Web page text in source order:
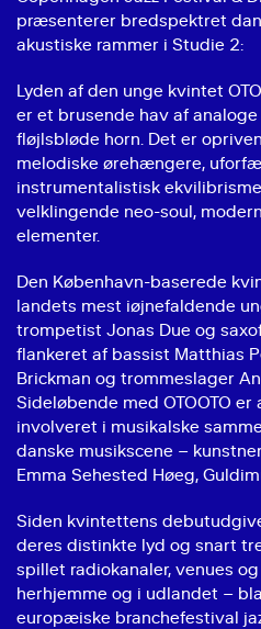
præsenterer bredspektret
akustiske rammer i Studie 2:
Lyden af den unge kvintet
er et brusende hav af
fløjlsbløde horn. Det er
melodiske ørehængere,
instrumentalistisk
velklingende neo-soul,
elementer.
Den København-baserede
landets mest iøjnefaldende
trompetist Jonas Due og
flankeret af bassist Matthias
Brickman og trommeslager
Sideløbende med OTOOTO
involveret i musikalske
danske musikscene –
Emma Sehested Høeg,
Siden kvintettens
deres distinkte lyd og snart
spillet radiokanaler, venues
herhjemme og i udlandet –
europæiske branchefestival